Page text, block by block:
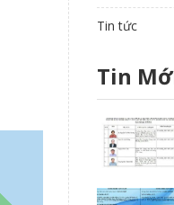
Tin tức
Tin